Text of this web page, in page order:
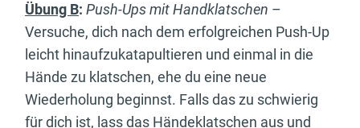
Übung B: Push-Ups mit Handklatschen –
Versuche, dich nach dem erfolgreichen Push-Up
leicht hinaufzukatapultieren und einmal in die
Hände zu klatschen, ehe du eine neue
Wiederholung beginnst. Falls das zu schwierig
für dich ist, lass das Händeklatschen aus und